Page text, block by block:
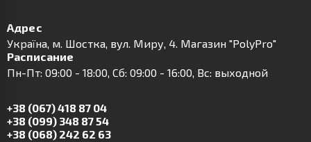
Адрес
Українa, м. Шостка, вул. Миру, 4. Магазин "PolyPro"
Расписание
Пн-Пт: 09:00 - 18:00, Сб: 09:00 - 16:00, Вс: выходной
+38 (067) 418 87 04
+38 (099) 348 87 54
+38 (068) 242 62 63